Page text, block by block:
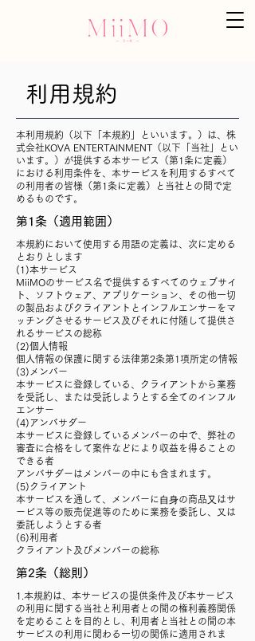
利用規約
本利用規約（以下「本規約」といいます。）は、株
式会社KOVA ENTERTAINMENT（以下「当社」とい
います。）が提供する本サービス（第1条に定義）
における利用条件を、本サービスを利用するすべて
の利用者の皆様（第1条に定義）と当社との間で定
めるものです。
第1条（適用範囲）
本規約において使用する用語の定義は、次に定める
とおりとします
(1)本サービス
MiiMOのサービス名で提供するすべてのウェブサイ
ト、ソフトウェア、アプリケーション、その他一切
の製品およびクライアントとインフルエンサーをマ
ッチングさせるサービス及びそれに付随して提供さ
れるサービスの総称
(2)個人情報
個人情報の保護に関する法律第2条第1項所定の情報
(3)メンバー
本サービスに登録している、クライアントから業務
を受託し、または受託しようとする全てのインフル
エンサー
(4)アンバサダー
本サービスに登録しているメンバーの中で、弊社の
審査に合格をして案件などにより収益を得ることの
できる者
アンバサダーはメンバーの中にも含まれます。
(5)クライアント
本サービスを通して、メンバーに⾃⾝の商品⼜はサ
ービス等の販売促進等のために業務を委託し、又は
委託しようとする者
(6)利用者
クライアント及びメンバーの総称
第2条（総則）
1.本規約は、本サービスの提供条件及び本サービス
の利用に関する当社と利用者との間の権利義務関係
を定めることを目的とし、利用者と当社との間の本
サービスの利用に関わる一切の関係に適用されま